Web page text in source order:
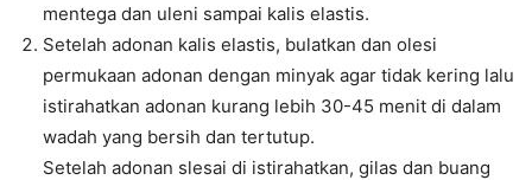
mentega dan uleni sampai kalis elastis.
Setelah adonan kalis elastis, bulatkan dan olesi
permukaan adonan dengan minyak agar tidak kering lalu
istirahatkan adonan kurang lebih 30-45 menit di dalam
wadah yang bersih dan tertutup.
Setelah adonan slesai di istirahatkan, gilas dan buang